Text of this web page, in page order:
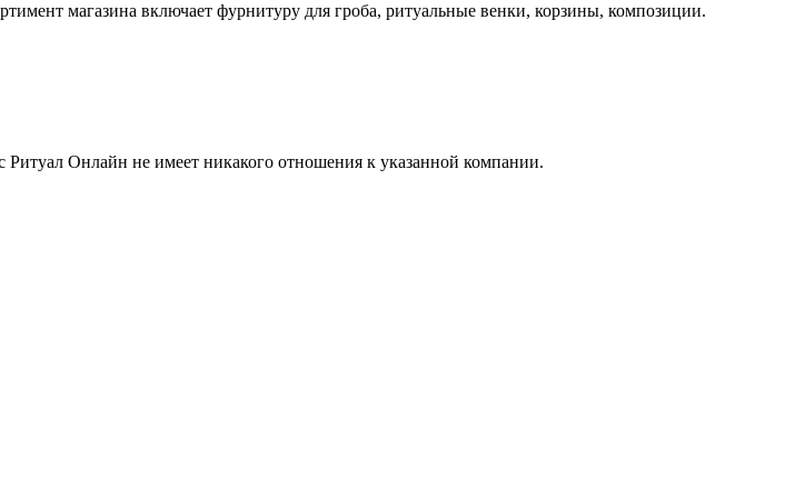
магазина включает фурнитуру для гроба, ритуальные венки, корзины, композиции.
Онлайн не имеет никакого отношения к указанной компании.